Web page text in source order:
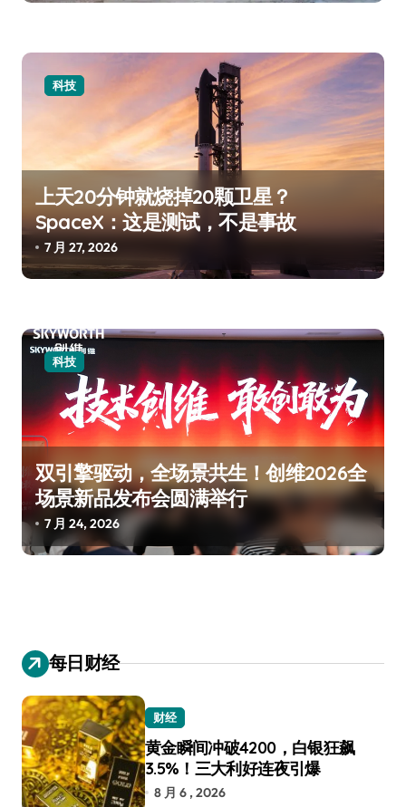
科技
上天20分钟就烧掉20颗卫星？
SpaceX：这是测试，不是事故
7 月 27, 2026
科技
双引擎驱动，全场景共生！创维2026全
场景新品发布会圆满举行
7 月 24, 2026
每日财经
财经
黄金瞬间冲破4200，白银狂飙
3.5%！三大利好连夜引爆
8 月 6 , 2026